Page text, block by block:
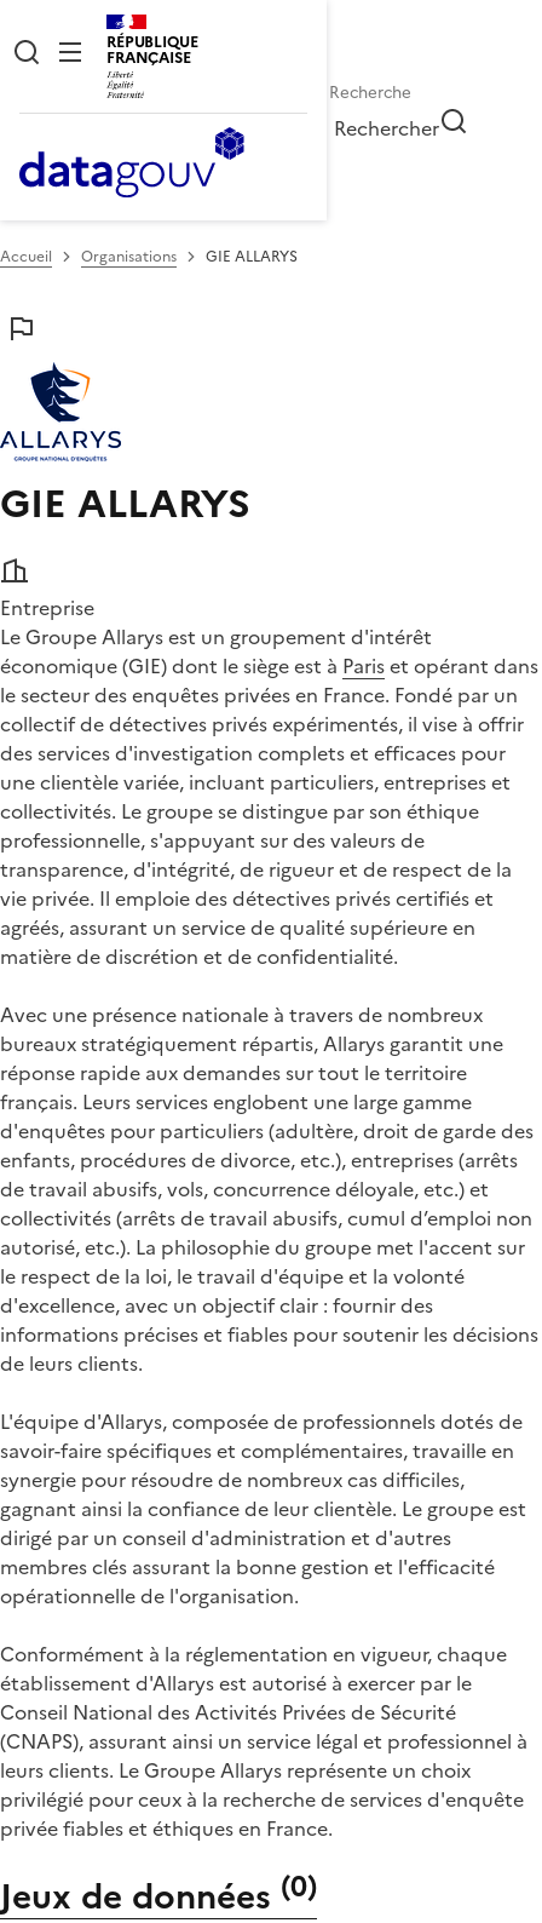
RÉPUBLIQUE
FRANÇAISE
Rechercher
Accueil Organisations GIE ALLARYS
GIE ALLARYS
Entreprise
Le Groupe Allarys est un groupement d'intérêt
économique (GIE) dont le siège est à Pariset opérant dans
le secteur des enquêtes privées en France. Fondé par un
collectif de détectives privés expérimentés, il vise à offrir
des services d'investigation complets et efficaces pour
une clientèle variée, incluant particuliers, entreprises et
collectivités. Le groupe se distingue par son éthique
professionnelle, s'appuyant sur des valeurs de
transparence, d'intégrité, de rigueur et de respect de la
vie privée. Il emploie des détectives privés certifiés et
agréés, assurant un service de qualité supérieure en
matière de discrétion et de confidentialité.
Avec une présence nationale à travers de nombreux
bureaux stratégiquement répartis, Allarys garantit une
réponse rapide aux demandes sur tout le territoire
français. Leurs services englobent une large gamme
d'enquêtes pour particuliers (adultère, droit de garde des
enfants, procédures de divorce, etc.), entreprises (arrêts
de travail abusifs, vols, concurrence déloyale, etc.) et
collectivités (arrêts de travail abusifs, cumul d’emploi non
autorisé, etc.). La philosophie du groupe met l'accent sur
le respect de la loi, le travail d'équipe et la volonté
d'excellence, avec un objectif clair : fournir des
informations précises et fiables pour soutenir les décisions
de leurs clients.
L'équipe d'Allarys, composée de professionnels dotés de
savoir-faire spécifiques et complémentaires, travaille en
synergie pour résoudre de nombreux cas difficiles,
gagnant ainsi la confiance de leur clientèle. Le groupe est
dirigé par un conseil d'administration et d'autres
membres clés assurant la bonne gestion et l'efficacité
opérationnelle de l'organisation.
Conformément à la réglementation en vigueur, chaque
établissement d'Allarys est autorisé à exercer par le
Conseil National des Activités Privées de Sécurité
(CNAPS), assurant ainsi un service légal et professionnel à
leurs clients. Le Groupe Allarys représente un choix
privilégié pour ceux à la recherche de services d'enquête
privée fiables et éthiques en France.
Jeux de données (0)